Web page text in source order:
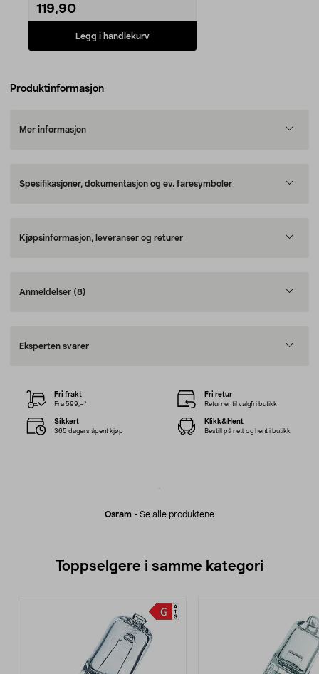
119,90
Legg i handlekurv
Produktinformasjon
Mer informasjon
Spesifikasjoner, dokumentasjon og ev. faresymboler
Kjøpsinformasjon, leveranser og returer
Anmeldelser (8)
Eksperten svarer
Osram - Se alle produktene
Fri frakt
Fra 599,–*
Fri retur
Returner til valgfri butikk
Sikkert
365 dagers åpent kjøp
Klikk&Hent
Bestill på nett og hent i butikk
Toppselgere i samme kategori